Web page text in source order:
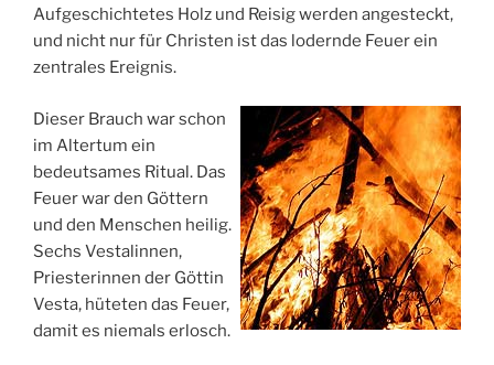
Aufgeschichtetes Holz und Reisig werden angesteckt,
und nicht nur für Christen ist das lodernde Feuer ein
zentrales Ereignis.
Dieser Brauch war schon
im Altertum ein
bedeutsames Ritual. Das
Feuer war den Göttern
und den Menschen heilig.
Sechs Vestalinnen,
Priesterinnen der Göttin
Vesta, hüteten das Feuer,
damit es niemals erlosch.